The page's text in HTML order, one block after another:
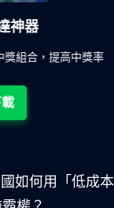
器
合，提高中獎率
如何用「低成